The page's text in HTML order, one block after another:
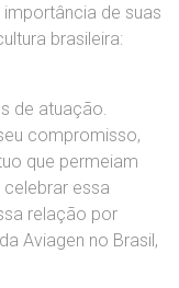
de suas
brasileira:
de atuação.
compromisso,
que permeiam
essa
relação por
Aviagen no Brasil,